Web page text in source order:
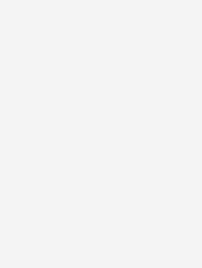
03-2021 des TGA
die Bauwirtschaft“
das